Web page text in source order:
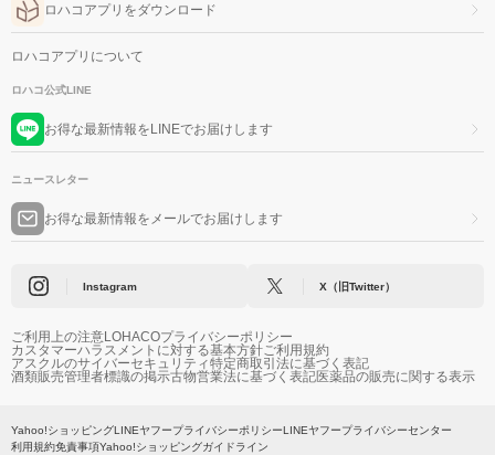
ロハコアプリをダウンロード
ロハコアプリについて
ロハコ公式LINE
お得な最新情報をLINEでお届けします
ニュースレター
お得な最新情報をメールでお届けします
Instagram X（旧Twitter）
ご利用上の注意LOHACOプライバシーポリシー
カスタマーハラスメントに対する基本方針ご利用規約
アスクルのサイバーセキュリティ特定商取引法に基づく表記
酒類販売管理者標識の掲示古物営業法に基づく表記医薬品の販売に関する表示
Yahoo!ショッピングLINEヤフープライバシーポリシーLINEヤフープライバシーセンター
利用規約免責事項Yahoo!ショッピングガイドライン